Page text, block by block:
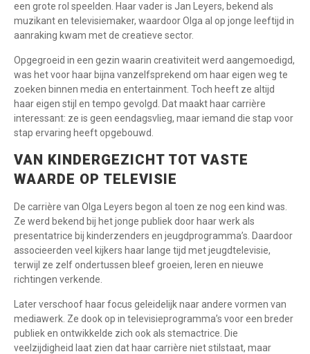
een grote rol speelden. Haar vader is Jan Leyers, bekend als
muzikant en televisiemaker, waardoor Olga al op jonge leeftijd in
aanraking kwam met de creatieve sector.
Opgegroeid in een gezin waarin creativiteit werd aangemoedigd,
was het voor haar bijna vanzelfsprekend om haar eigen weg te
zoeken binnen media en entertainment. Toch heeft ze altijd
haar eigen stijl en tempo gevolgd. Dat maakt haar carrière
interessant: ze is geen eendagsvlieg, maar iemand die stap voor
stap ervaring heeft opgebouwd.
VAN KINDERGEZICHT TOT VASTE
WAARDE OP TELEVISIE
De carrière van Olga Leyers begon al toen ze nog een kind was.
Ze werd bekend bij het jonge publiek door haar werk als
presentatrice bij kinderzenders en jeugdprogramma’s. Daardoor
associeerden veel kijkers haar lange tijd met jeugdtelevisie,
terwijl ze zelf ondertussen bleef groeien, leren en nieuwe
richtingen verkende.
Later verschoof haar focus geleidelijk naar andere vormen van
mediawerk. Ze dook op in televisieprogramma’s voor een breder
publiek en ontwikkelde zich ook als stemactrice. Die
veelzijdigheid laat zien dat haar carrière niet stilstaat, maar